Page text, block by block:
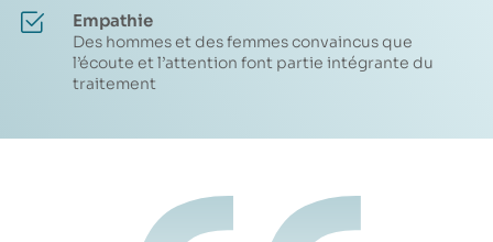
Empathie
Des hommes et des femmes convaincus que
l’écoute et l’attention font partie intégrante du
traitement